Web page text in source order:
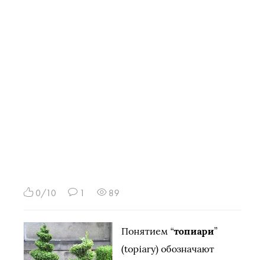
0/10 1 89
Понятием “топиари”
(topiary) обозначают